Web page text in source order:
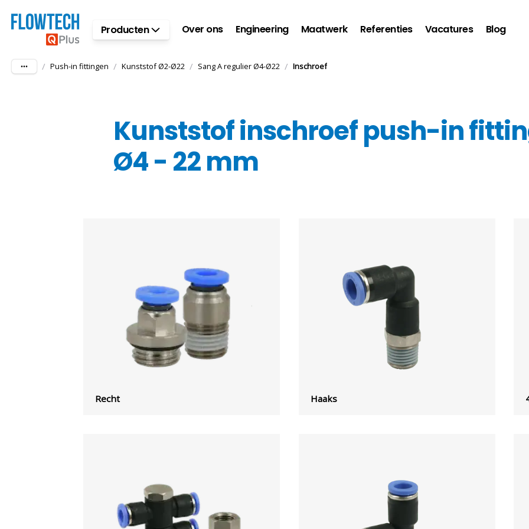
Ga naar hoofdinhoudProducten Over ons Engineering Maatwerk Referenties Vacatures Blog
/ Push-in fittingen / Kunststof Ø2-Ø22 / Sang A regulier Ø4-Ø22 / Inschroef
Kunststof inschroef push-in
Ø4 - 22 mm
Recht Haaks